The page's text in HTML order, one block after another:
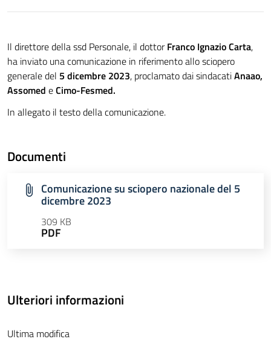
Il direttore della ssd Personale, il dottorFranco Ignazio Carta,
ha inviato una comunicazione in riferimento allo sciopero
generale del 5 dicembre 2023, proclamato dai sindacatiAnaao,
Assomed eCimo-Fesmed.
In allegato il testo della comunicazione.
Documenti
Comunicazione su sciopero nazionale del 5
dicembre 2023
309 KB
PDF
Ulteriori informazioni
Ultima modifica